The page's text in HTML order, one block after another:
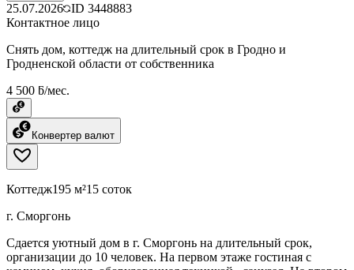
25.07.2026 ID 3448883
Контактное лицо
Снять дом, коттедж на длительный срок в Гродно и
Гродненской области от собственника
4 500 ƃ/мес.
Конвертер валют
Коттедж195 м²15 соток
г. Сморгонь
Сдается уютный дом в г. Сморгонь на длительный срок,
организации до 10 человек. На первом этаже гостиная с